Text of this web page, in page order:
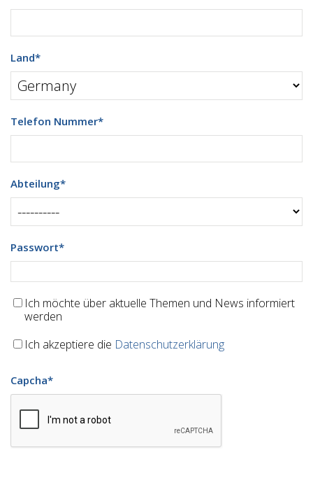
Land*
Telefon Nummer*
Abteilung*
Passwort*
Ich möchte über aktuelle Themen und News informiert
werden
Ich akzeptiere die Datenschutzerklärung
Capcha*